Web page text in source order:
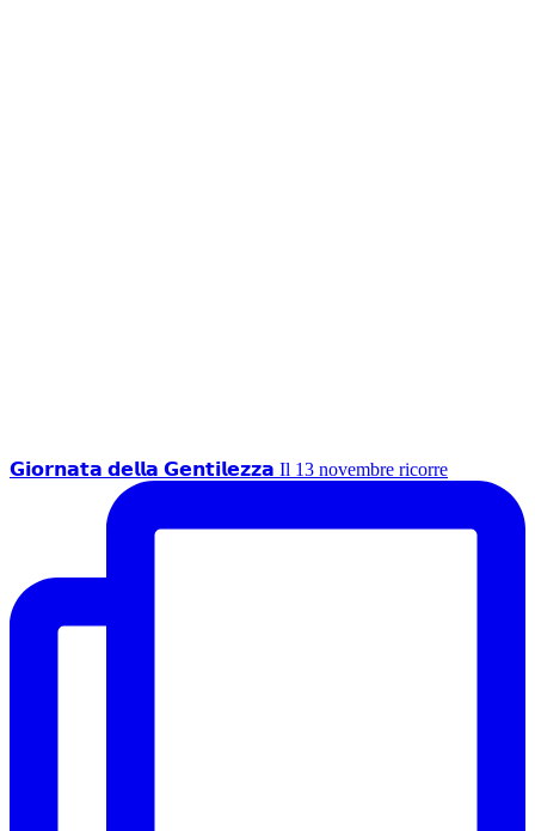
𝗚𝗶𝗼𝗿𝗻𝗮𝘁𝗮 𝗱𝗲𝗹𝗹𝗮 𝗚𝗲𝗻𝘁𝗶𝗹𝗲𝘇𝘇𝗮 Il 13 novembre ricorre